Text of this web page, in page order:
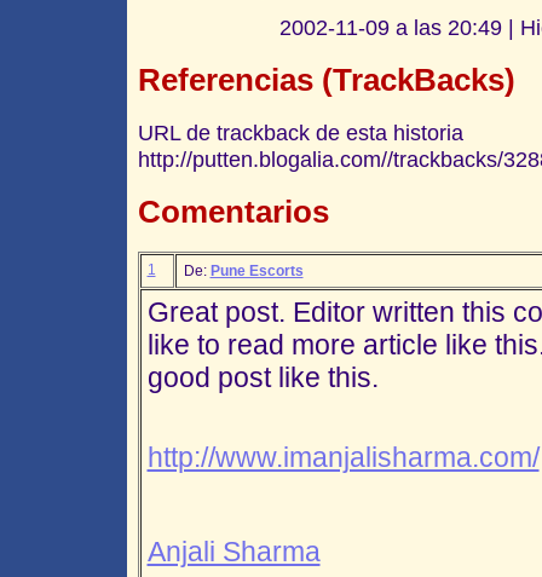
2002-11-09 a las 20:49 |
Referencias (TrackBacks)
URL de trackback de esta historia
http://putten.blogalia.com//trackbacks/
Comentarios
1 De: Pune Escorts
Great post. Editor written this
like to read more article like
good post like this.
http://www.imanjalisharma.com/
Anjali Sharma